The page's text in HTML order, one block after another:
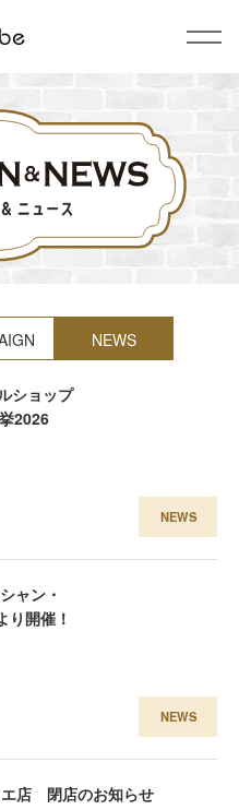
NEWS
ショップ
2026
NEWS
ャン・
り開催！
NEWS
店 閉店のお知らせ